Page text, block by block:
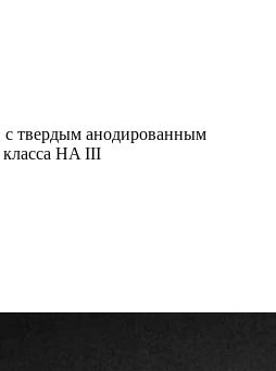
твердым анодированным
HA III